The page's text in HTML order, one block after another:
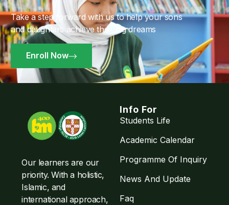
Take a step forward with us to help your sons
and daughters achieve their big dreams
Enroll Now
Our learners are our
priority. With a holistic,
Islamic, and
international approach,
Info For
Students Life
Academic Calendar
Programme Of Inquiry
News And Update
Faq